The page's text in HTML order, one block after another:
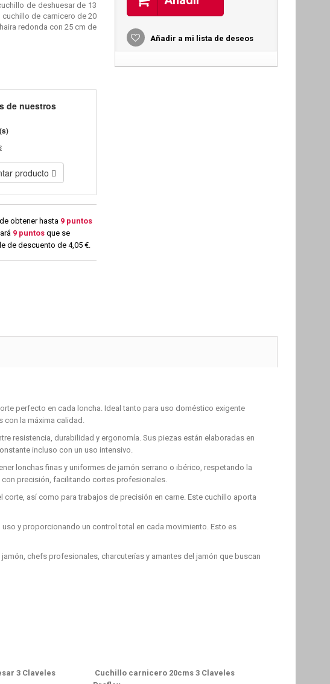
de deshuesar de 13
de carnicero de 20
redonda con 25 cm de
de nuestros
producto
obtener hasta 9 puntos
9 puntos que se
de descuento de4,05 €.
Añadir a mi lista de deseos
perfecto en cada loncha. Ideal tanto para uso doméstico exigente
con la máxima calidad.
resistencia, durabilidad y ergonomía. Sus piezas están elaboradas en
incluso con un uso intensivo.
lonchas finas y uniformes de jamón serrano o ibérico, respetando la
precisión, facilitando cortes profesionales.
así como para trabajos de precisión en carne. Este cuchillo aporta
y proporcionando un control total en cada movimiento. Esto es
chefs profesionales, charcuterías y amantes del jamón que buscan
3 Claveles
Cuchillo carnicero 20cms 3 Claveles